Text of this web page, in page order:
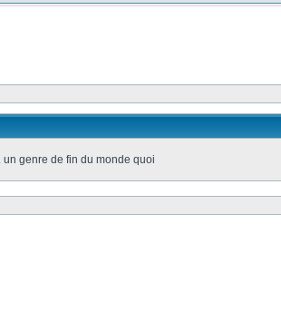
un genre de fin du monde quoi